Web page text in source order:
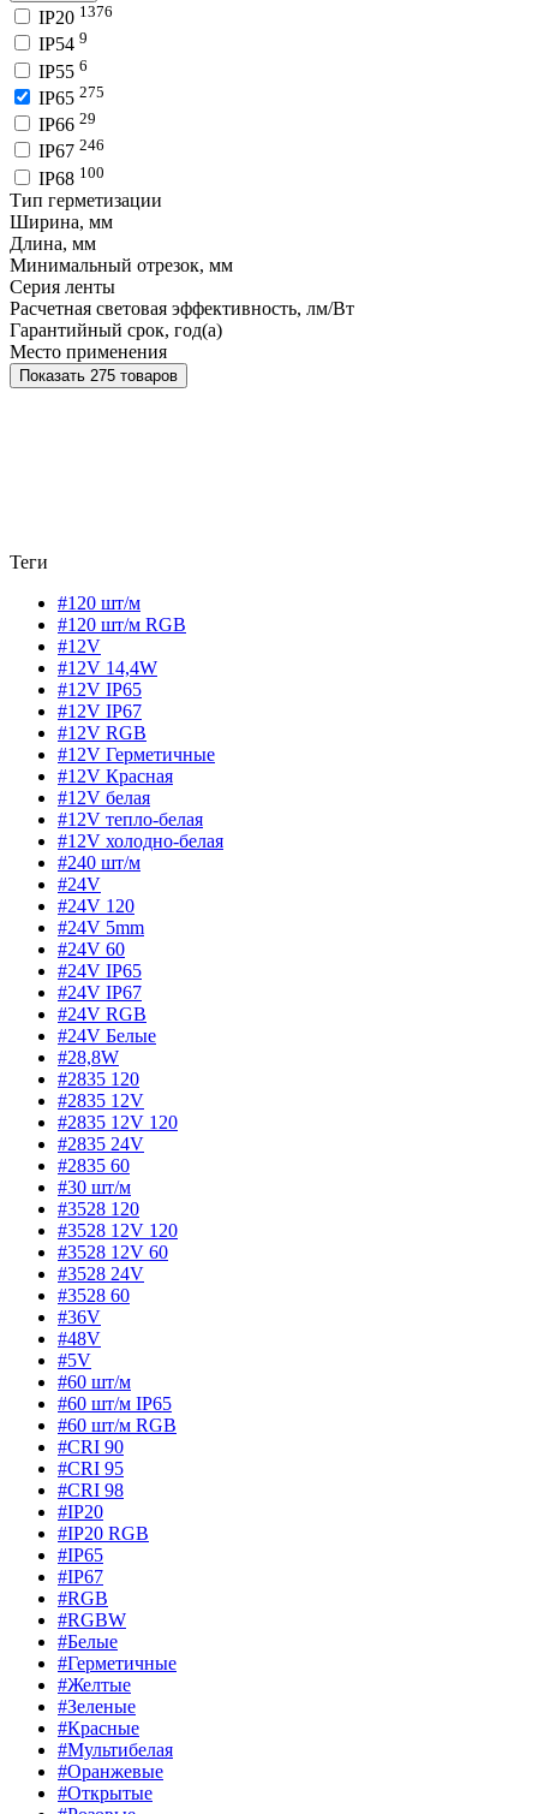
IP20 1376
IP54 9
IP55 6
IP65 275
IP66 29
IP67 246
IP68 100
Тип герметизации
Ширина, мм
Длина, мм
Минимальный отрезок, мм
Серия ленты
Расчетная световая эффективность, лм/Вт
Гарантийный срок, год(а)
Место применения
Показать 275 товаров
Теги
#120 шт/м
#120 шт/м RGB
#12V
#12V 14,4W
#12V IP65
#12V IP67
#12V RGB
#12V Герметичные
#12V Красная
#12V белая
#12V тепло-белая
#12V холодно-белая
#240 шт/м
#24V
#24V 120
#24V 5mm
#24V 60
#24V IP65
#24V IP67
#24V RGB
#24V Белые
#28,8W
#2835 120
#2835 12V
#2835 12V 120
#2835 24V
#2835 60
#30 шт/м
#3528 120
#3528 12V 120
#3528 12V 60
#3528 24V
#3528 60
#36V
#48V
#5V
#60 шт/м
#60 шт/м IP65
#60 шт/м RGB
#CRI 90
#CRI 95
#CRI 98
#IP20
#IP20 RGB
#IP65
#IP67
#RGB
#RGBW
#Белые
#Герметичные
#Желтые
#Зеленые
#Красные
#Мультибелая
#Оранжевые
#Открытые